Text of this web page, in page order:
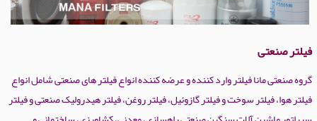
فیلتر صنعتی
گروه صنعتی مانا فیلتر وارد کننده و عرضه کننده انواع فیلتر های صنعتی شامل انواع
فیلتر هوا، فیلتر سوخت و فیلتر گازوئیل، فیلتر روغن، فیلتر هیدرولیک صنعتی و فیلتر